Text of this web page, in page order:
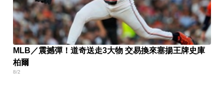
MLB／震撼彈！道奇送走3大物 交易換來塞揚王牌史庫
柏爾
8/2